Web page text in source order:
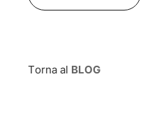
Torna al BLOG